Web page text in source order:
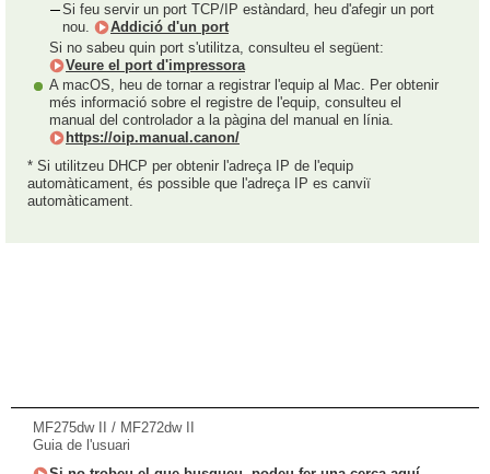
Si feu servir un port TCP/IP estàndard, heu d'afegir un port
nou.
Addició d'un port
Si no sabeu quin port s'utilitza, consulteu el següent:
Veure el port d'impressora
A macOS, heu de tornar a registrar l'equip al Mac. Per obtenir
més informació sobre el registre de l'equip, consulteu el
manual del controlador a la pàgina del manual en línia.
https://oip.manual.canon/
* Si utilitzeu DHCP per obtenir l'adreça IP de l'equip
automàticament, és possible que l'adreça IP es canviï
automàticament.
MF275dw II / MF272dw II
Guia de l'usuari